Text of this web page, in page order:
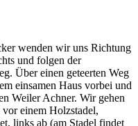
wenden wir uns Richtung
und folgen der
Über einen geteerten Weg
einsamen Haus vorbei und
Weiler Achner. Wir gehen
einem Holzstadel,
links ab (am Stadel findet